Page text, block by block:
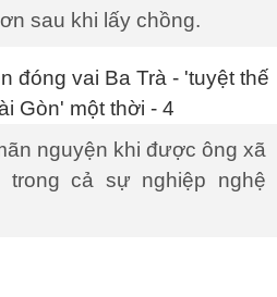
sau khi lấy chồng.
nguyện khi được ông xã
trong cả sự nghiệp nghệ